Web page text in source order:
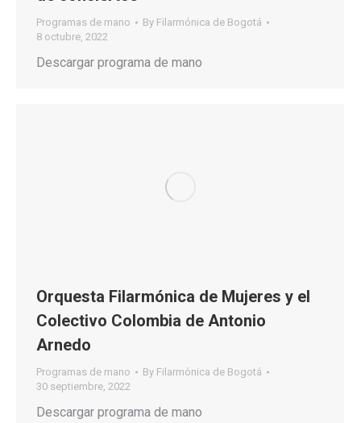
Programas de mano By Filarmónica de Bogotá
8 octubre, 2022
Descargar programa de mano
Orquesta Filarmónica de Mujeres y el
Colectivo Colombia de Antonio
Arnedo
Programas de mano By Filarmónica de Bogotá
30 septiembre, 2022
Descargar programa de mano